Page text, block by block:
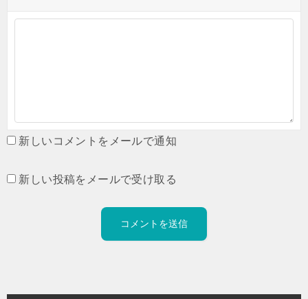
新しいコメントをメールで通知
新しい投稿をメールで受け取る